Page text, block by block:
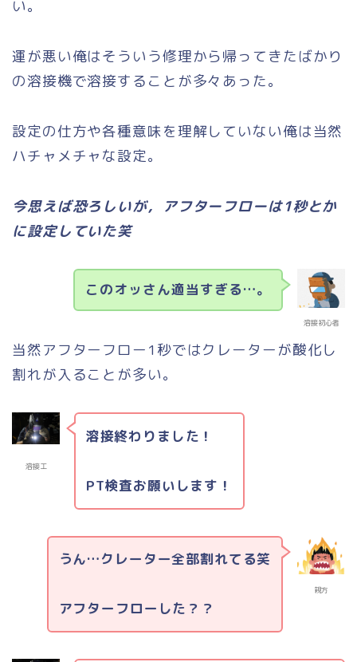
い。
運が悪い俺はそういう修理から帰ってきたばかり
の溶接機で溶接することが多々あった。
設定の仕方や各種意味を理解していない俺は当然
ハチャメチャな設定。
今思えば恐ろしいが，アフターフローは1秒とか
に設定していた笑
溶接初心者
このオッさん適当すぎる…。
当然アフターフロー1秒ではクレーターが酸化し
割れが入ることが多い。
溶接工
溶接終わりました！
PT検査お願いします！
親方
うん…クレーター全部割れてる笑
アフターフローした？？